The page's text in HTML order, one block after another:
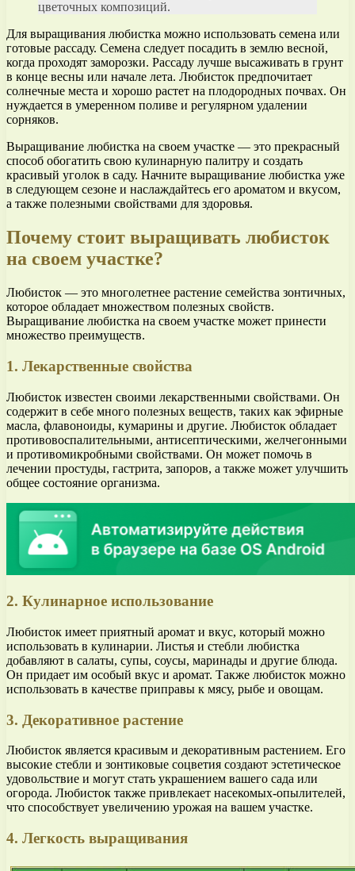
цветочных композиций.
Для выращивания любистка можно использовать семена или
готовые рассаду. Семена следует посадить в землю весной,
когда проходят заморозки. Рассаду лучше высаживать в грунт
в конце весны или начале лета. Любисток предпочитает
солнечные места и хорошо растет на плодородных почвах. Он
нуждается в умеренном поливе и регулярном удалении
сорняков.
Выращивание любистка на своем участке — это прекрасный
способ обогатить свою кулинарную палитру и создать
красивый уголок в саду. Начните выращивание любистка уже
в следующем сезоне и наслаждайтесь его ароматом и вкусом,
а также полезными свойствами для здоровья.
Почему стоит выращивать любисток
на своем участке?
Любисток — это многолетнее растение семейства зонтичных,
которое обладает множеством полезных свойств.
Выращивание любистка на своем участке может принести
множество преимуществ.
1. Лекарственные свойства
Любисток известен своими лекарственными свойствами. Он
содержит в себе много полезных веществ, таких как эфирные
масла, флавоноиды, кумарины и другие. Любисток обладает
противовоспалительными, антисептическими, желчегонными
и противомикробными свойствами. Он может помочь в
лечении простуды, гастрита, запоров, а также может улучшить
общее состояние организма.
2. Кулинарное использование
Любисток имеет приятный аромат и вкус, который можно
использовать в кулинарии. Листья и стебли любистка
добавляют в салаты, супы, соусы, маринады и другие блюда.
Он придает им особый вкус и аромат. Также любисток можно
использовать в качестве приправы к мясу, рыбе и овощам.
3. Декоративное растение
Любисток является красивым и декоративным растением. Его
высокие стебли и зонтиковые соцветия создают эстетическое
удовольствие и могут стать украшением вашего сада или
огорода. Любисток также привлекает насекомых-опылителей,
что способствует увеличению урожая на вашем участке.
4. Легкость выращивания